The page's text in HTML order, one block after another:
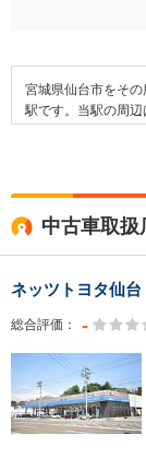
宮城県仙台市をそ
駅です。当駅の周
るとともに、緑豊
丘小学校、旭ケ丘
ています。駅の地
ミナルが設置されて
となっています。
中古車取扱
ネッツトヨタ仙
総合評価： -